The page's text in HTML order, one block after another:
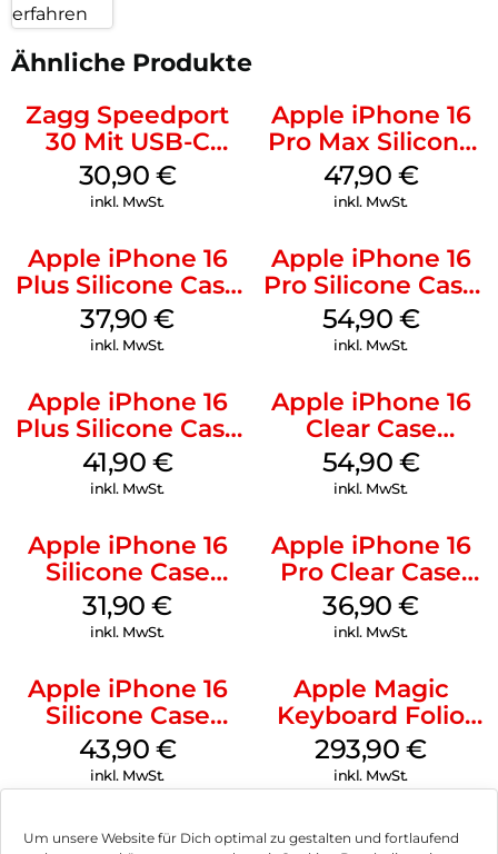
Um unsere Website für Dich optimal zu gestalten und fortlaufend
erfahren
Ähnliche Produkte
Zagg Speedport
30 Mit USB-C
Kabel Weiß
30,90 €
inkl. MwSt.
Apple iPhone 16
Pro Max Silicone
Case MagSafe
Black
47,90 €
inkl. MwSt.
Apple iPhone 16
Plus Silicone Case
MagSafe Lake
Green
37,90€
inkl. MwSt.
Apple iPhone 16
Pro Silicone Case
MagSafe Black
54,90 €
inkl. MwSt.
Apple iPhone 16
Plus Silicone Case
MagSafe Stone
Gray
41,90 €
inkl. MwSt.
Apple iPhone 16
Clear Case
MagSafe
Transparent
54,90 €
inkl. MwSt.
Apple iPhone 16
Silicone Case
MagSafe Fuchsia
31,90€
inkl. MwSt.
Apple iPhone 16
Pro Clear Case
MagSafe
Transparent
36,90€
inkl. MwSt.
Apple iPhone 16
Silicone Case
MagSafe Plum
43,90 €
inkl. MwSt.
Apple Magic
Keyboard Folio
iPad 10.9″ (10.Gen.)
Weiß
293,90€
inkl. MwSt.